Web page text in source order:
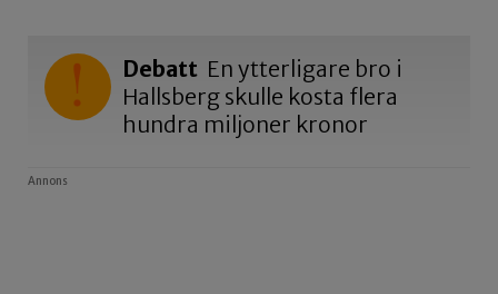
Debatt En ytterligare bro i
Hallsberg skulle kosta flera
hundra miljoner kronor
Annons